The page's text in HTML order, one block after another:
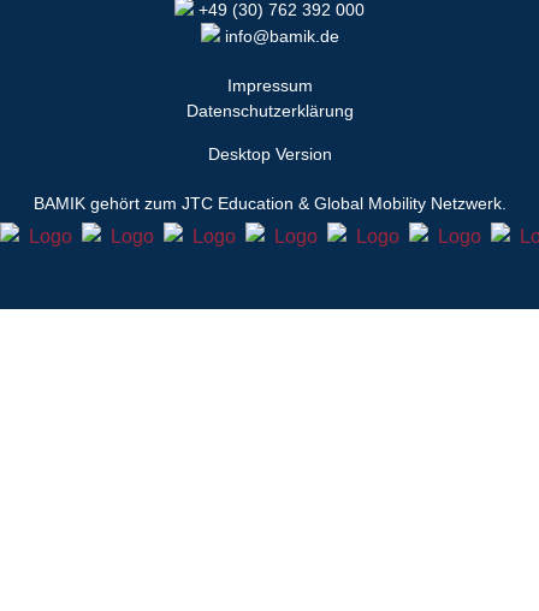
+49 (30) 762 392 000
info@bamik.de
Impressum
Datenschutzerklärung
Desktop Version
BAMIKgehört zum JTC Education & Global Mobility Netzwerk.